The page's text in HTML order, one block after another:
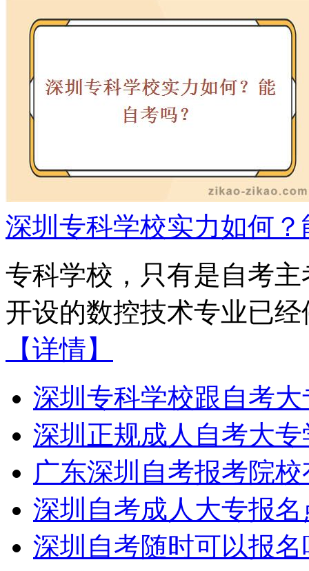
深圳专科学校实力如何
专科学校，只有是自考
开设的数控技术专业已
【详情】
深圳专科学校跟自考
深圳正规成人自考大
广东深圳自考报考院
深圳自考成人大专报
深圳自考随时可以报名